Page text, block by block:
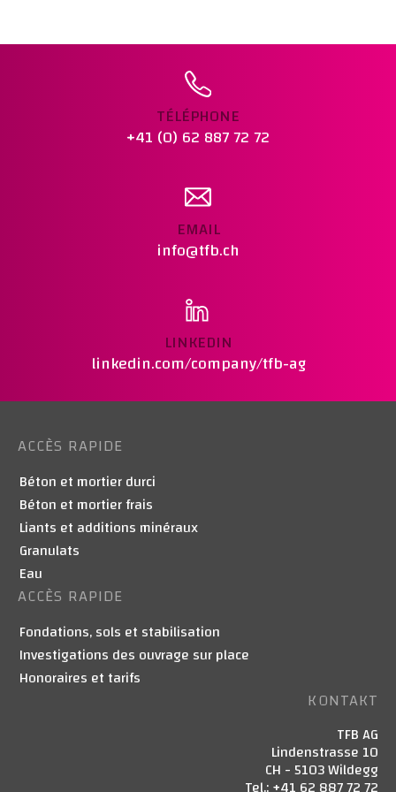
REMARQUES :
Ajouter au panier
TÉLÉPHONE
+41 (0) 62 887 72 72
EMAIL
info@tfb.ch
LINKEDIN
linkedin.com/company/tfb-ag
ACCÈS RAPIDE
Béton et mortier durci
Béton et mortier frais
Liants et additions minéraux
Granulats
Eau
ACCÈS RAPIDE
Fondations, sols et stabilisation
Investigations des ouvrage sur place
Honoraires et tarifs
KONTAKT
TFB AG
Lindenstrasse 10
CH - 5103 Wildegg